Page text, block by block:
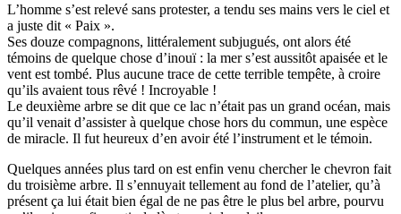
L’homme s’est relevé sans protester, a tendu ses mains vers le ciel et
a juste dit « Paix ».
Ses douze compagnons, littéralement subjugués, ont alors été
témoins de quelque chose d’inouï : la mer s’est aussitôt apaisée et le
vent est tombé. Plus aucune trace de cette terrible tempête, à croire
qu’ils avaient tous rêvé ! Incroyable !
Le deuxième arbre se dit que ce lac n’était pas un grand océan, mais
qu’il venait d’assister à quelque chose hors du commun, une espèce
de miracle. Il fut heureux d’en avoir été l’instrument et le témoin.
Quelques années plus tard on est enfin venu chercher le chevron fait
du troisième arbre. Il s’ennuyait tellement au fond de l’atelier, qu’à
présent ça lui était bien égal de ne pas être le plus bel arbre, pourvu